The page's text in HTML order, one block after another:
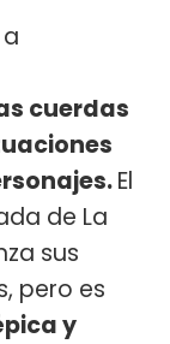
cuerdas
El
de La
sus
pero es
y